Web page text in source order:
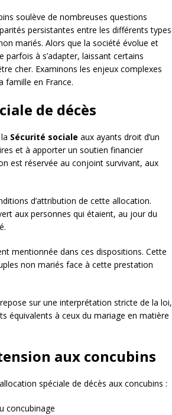
soulève de nombreuses questions
persistantes entre les différents types
mariés. Alors que la société évolue et
à s’adapter, laissant certains
cher. Examinons les enjeux complexes
famille en France.
de décès
Sécurité sociale aux ayants droit d’un
et à apporter un soutien financier
est réservée au conjoint survivant, aux
d’attribution de cette allocation.
aux personnes qui étaient, au jour du
mentionnée dans ces dispositions. Cette
non mariés face à cette prestation
sur une interprétation stricte de la loi,
équivalents à ceux du mariage en matière
aux concubins
spéciale de décès aux concubins :
concubinage